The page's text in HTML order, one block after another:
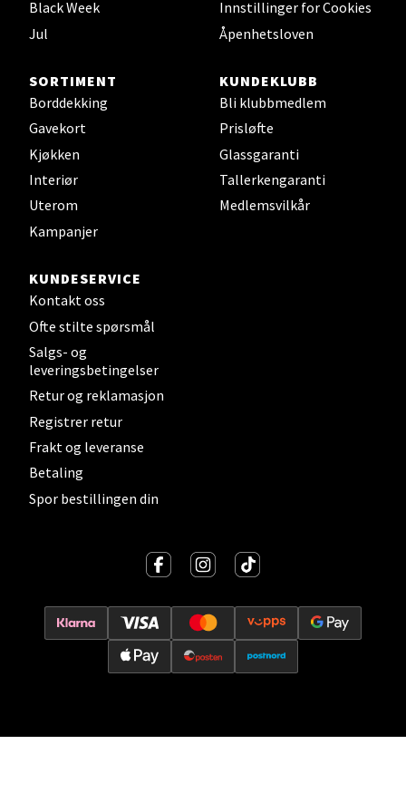
Black Week
Jul
Innstillinger for Cookies
Åpenhetsloven
SORTIMENT
Borddekking
Gavekort
Kjøkken
Interiør
Uterom
Kampanjer
KUNDEKLUBB
Bli klubbmedlem
Prisløfte
Glassgaranti
Tallerkengaranti
Medlemsvilkår
KUNDESERVICE
Kontakt oss
Ofte stilte spørsmål
Salgs- og
leveringsbetingelser
Retur og reklamasjon
Registrer retur
Frakt og leveranse
Betaling
Spor bestillingen din
Velg
Sunndalsøra - Alti Sunndal
Åpent i dag 10-16
Jessheim - Thon Senter Jessheim
Storgata 6, 2050 Jessheim
Åpent i dag 10-19
0 i butikk
Kristiansand - Thon
Barstølveien 31, 4636 Kristiansand
Åpent i dag 10-19
Velg